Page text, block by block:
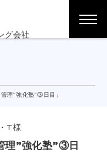
グ会社
理”強化塾”③日目」
T様
理”強化塾”③日